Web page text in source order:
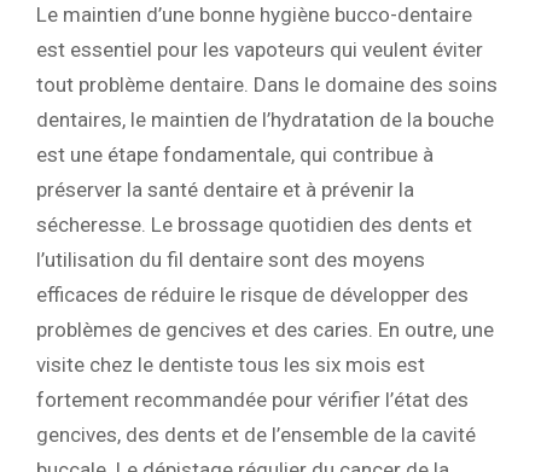
Le maintien d’une bonne hygiène bucco-dentaire
est essentiel pour les vapoteurs qui veulent éviter
tout problème dentaire. Dans le domaine des soins
dentaires, le maintien de l’hydratation de la bouche
est une étape fondamentale, qui contribue à
préserver la santé dentaire et à prévenir la
sécheresse. Le brossage quotidien des dents et
l’utilisation du fil dentaire sont des moyens
efficaces de réduire le risque de développer des
problèmes de gencives et des caries. En outre, une
visite chez le dentiste tous les six mois est
fortement recommandée pour vérifier l’état des
gencives, des dents et de l’ensemble de la cavité